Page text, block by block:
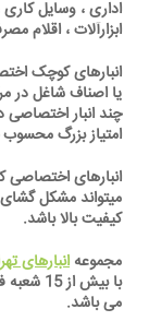
اداری ، وسایل کاری
ابزارآلات ، اقلام
انبارهای کوچک
یا اصناف شاغل در
چند انبار
امتیاز بزرگ
انبارهای اختصاصی
میتواند مشکل
کیفیت بالا باشد.
مجموعه انبارهای
با بیش
می باشد.